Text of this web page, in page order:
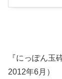
『にっぽん玉
2012年6月）